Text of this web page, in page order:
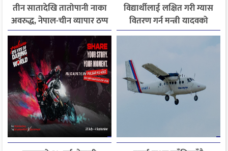
तीन सातादेखि तातोपानी नाका
अवरुद्ध, नेपाल-चीन व्यापार ठप्प
विद्यार्थीलाई लक्षित गरी ग्यास
वितरण गर्न मन्त्री यादवको
निर्देशन